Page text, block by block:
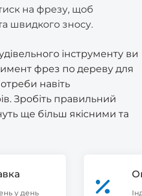
на фрезу, щоб
швидкого зносу.
інструменту ви
фрез по дереву для
навіть
Зробіть правильний
ще більш якісними та
у день